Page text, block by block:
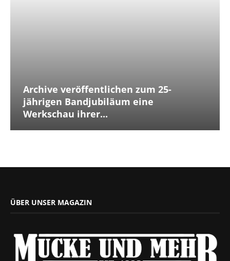
Archive veröffentlichen zum 25-
jährigen Bandjubiläum eine
Werkschau ihrer...
ÜBER UNSER MAGAZIN